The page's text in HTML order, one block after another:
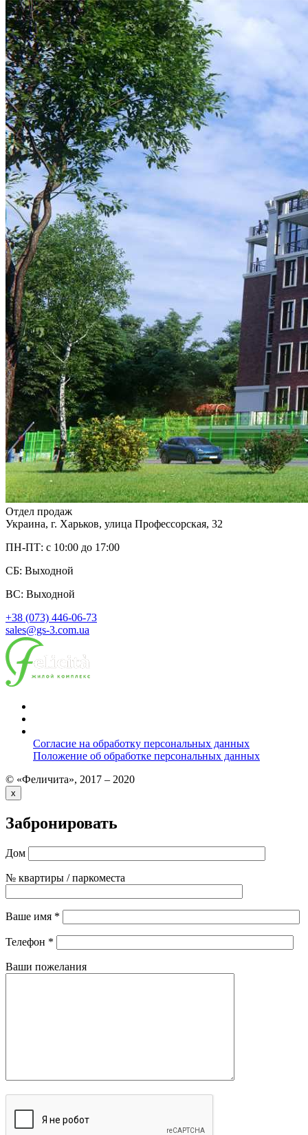
Отдел продаж
Украина, г. Харьков, улица Профессорская, 32
ПН-ПТ: с 10:00 до 17:00
СБ: Выходной
ВС: Выходной
+38 (073) 446-06-73
sales@gs-3.com.ua
Согласие на обработку персональных данных
Положение об обработке персональных данных
© «Феличита», 2017 – 2020
x
Забронировать
Дом
№ квартиры / паркоместа
Ваше имя *
Телефон *
Ваши пожелания